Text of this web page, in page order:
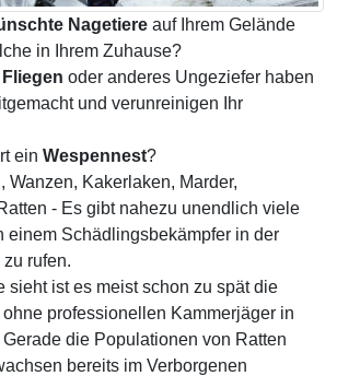
Nagetiere auf Ihrem Gelände
in Ihrem Zuhause?
Fliegen oder anderes Ungeziefer haben
und verunreinigen Ihr
ein Wespennest?
Wanzen, Kakerlaken, Marder,
- Es gibt nahezu unendlich viele
einem Schädlingsbekämpfer in der
rufen.
sieht ist es meist schon zu spät die
professionellen Kammerjäger in
die Populationen von Ratten
bereits im Verborgenen